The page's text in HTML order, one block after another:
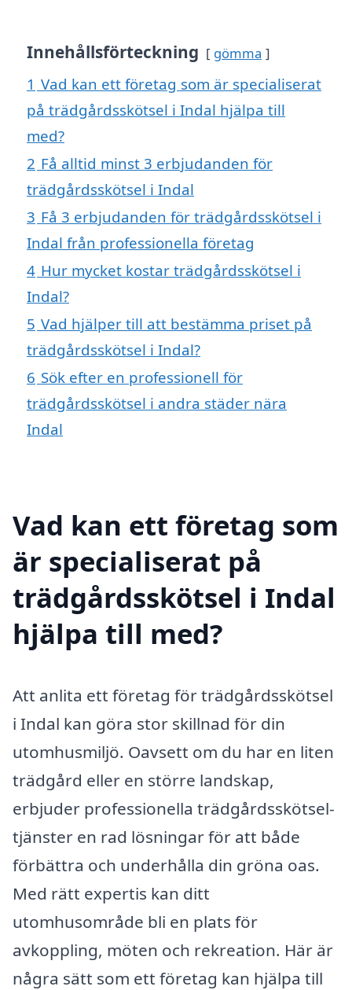
Innehållsförteckning gömma
1 Vad kan ett företag som är specialiserat
på trädgårdsskötsel i Indal hjälpa till
med?
2 Få alltid minst 3 erbjudanden för
trädgårdsskötsel i Indal
3 Få 3 erbjudanden för trädgårdsskötsel i
Indal från professionella företag
4 Hur mycket kostar trädgårdsskötsel i
Indal?
5 Vad hjälper till att bestämma priset på
trädgårdsskötsel i Indal?
6 Sök efter en professionell för
trädgårdsskötsel i andra städer nära
Indal
Vad kan ett företag som
är specialiserat på
trädgårdsskötsel i Indal
hjälpa till med?
Att anlita ett företag för trädgårdsskötsel
i Indal kan göra stor skillnad för din
utomhusmiljö. Oavsett om du har en liten
trädgård eller en större landskap,
erbjuder professionella trädgårdsskötsel-
tjänster en rad lösningar för att både
förbättra och underhålla din gröna oas.
Med rätt expertis kan ditt
utomhusområde bli en plats för
avkoppling, möten och rekreation. Här är
några sätt som ett företag kan hjälpa till